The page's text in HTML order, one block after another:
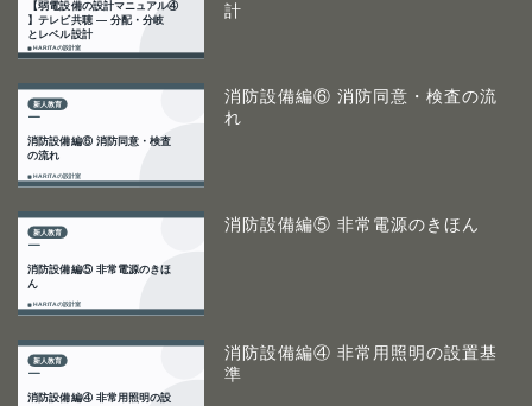
計
消防設備編⑥ 消防同意・検査の流
れ
消防設備編⑤ 非常電源のきほん
消防設備編④ 非常用照明の設置基
準